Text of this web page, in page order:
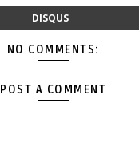
DISQUS
NO COMMENTS:
POST A COMMENT